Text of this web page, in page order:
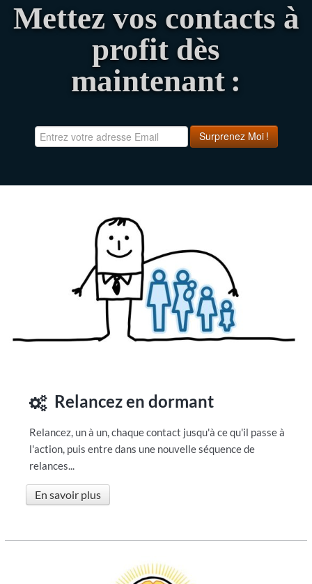
Mettez vos contacts à
profit dès
maintenant :
Surprenez Moi!
Relancez en dormant
Relancez, un à un, chaque contact jusqu'à ce qu'il passe à
l'action, puis entre dans une nouvelle séquence de
relances...
En savoir plus